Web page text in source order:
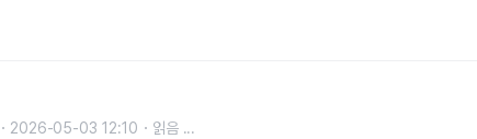
2026-05-03 12:10 읽음 ...